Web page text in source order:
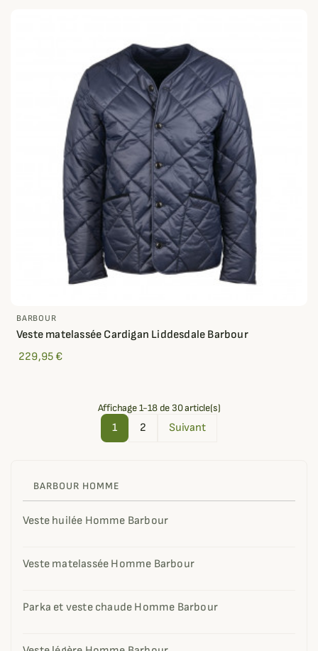
BARBOUR HOMME
Veste huilée Homme Barbour
Veste matelassée Homme Barbour
Parka et veste chaude Homme Barbour
BARBOUR
Veste matelassée Cardigan Liddesdale Barbour
229,95 €
Affichage 1-18 de 30 article(s)
1 2 Suivant